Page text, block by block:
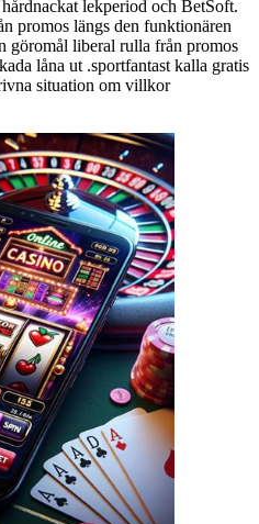
lekperiod och BetSoft.
promos längs den funktionären
göromål liberal rulla från promos
låna ut .sportfantast kalla gratis
situation om villkor